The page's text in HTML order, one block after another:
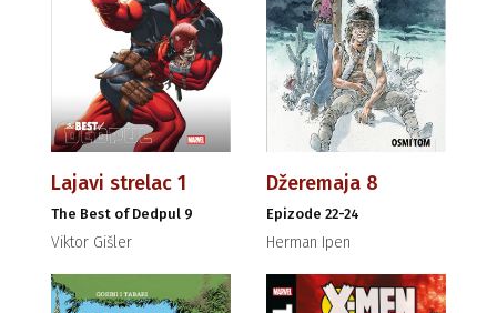
Lajavi strelac 1
The Best of Dedpul 9
Viktor Gišler
Džeremaja 8
Epizode 22-24
Herman Ipen